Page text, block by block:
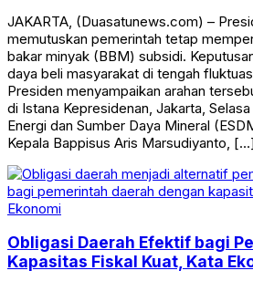
JAKARTA, (Duasatunews.com) –
memutuskan pemerintah tetap
bakar minyak (BBM) subsidi.
daya beli masyarakat di tengah
Presiden menyampaikan arahan
di Istana Kepresidenan, Jakarta,
Energi dan Sumber Daya Mineral
Kepala Bappisus Aris Marsudiyanto, […]
Ekonomi
Obligasi Daerah Efektif bagi
Kapasitas Fiskal Kuat, Kata